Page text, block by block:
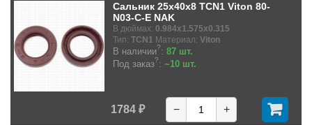
Сальник 25x40x8 TCN1 Viton 80-
N03-C-E NAK
В дюймах: 0.984x1.575x0.315
Тип: TCN1 Материал: Viton
В наличии?: 87 шт.
Под заказ?: ~10 шт.
1784 ₽ − +